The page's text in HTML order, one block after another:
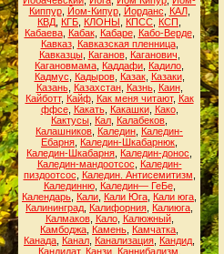
Киппур, Йом-Кипур, Йорданс КАЛ,
КВД КГБ КЛОНЫ КПСС КСП
Кабаева, Кабак, Кабаре, Кабо-Верде,
Кавказ, Кавказская пленница,
Кавказцы, Каганов, Каганович
Кагановмама Каддафи Кадило
Кадмус
Кадыров, Казак, Казаки,
Казань, Казахстан, Казнь, Каин,
Кайботт, Кайф, Как меня читают, Как
ффсе, Какать, Какашки, Како,
Кактусы Кал Калабеков
Калашников Каледин Каледин-
Ебарня Каледин-Шкабарнюк
Каледин-Шкабарня Каледин-донос
Каледин-мандоотсос
Каледин-
пиздоотсос
Каледин. Антисемитизм
Калединню, Каледин— ГеБе,
Календарь Кали Кали Юга Кали юга
Калининград Калифорния Калиюга
Калмаков, Кало, Калюжный,
Камбоджа Камень Камчатка
Канада Канал Канализация Кандид
Кандидат, Канзи, Каннибализм